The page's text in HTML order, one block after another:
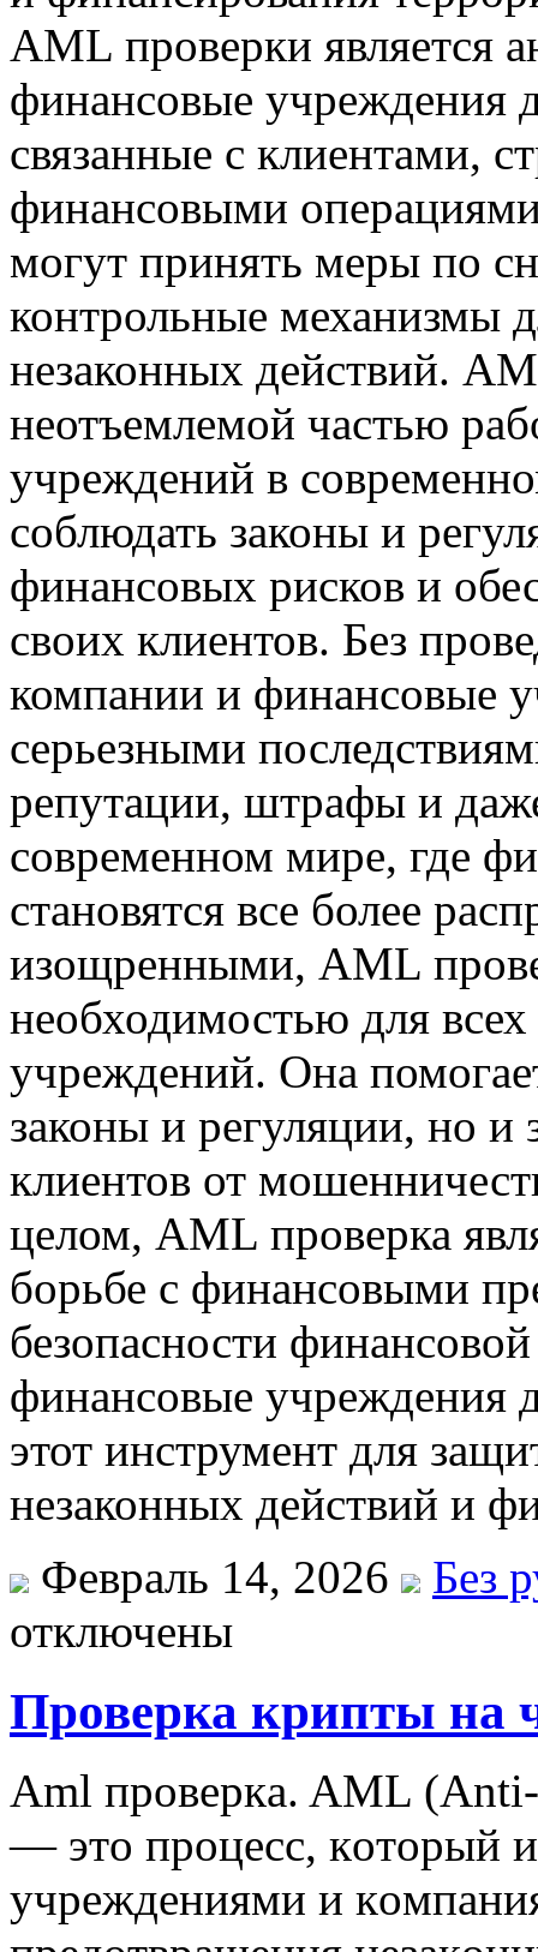
AML проверки является
финансовые учреждения
связанные с клиентами,
финансовыми
могут принять меры по
контрольные механизмы
незаконных действий.
неотъемлемой частью
учреждений в
соблюдать законы и
финансовых рисков и
своих клиентов. Без
компании и финансовые
серьезными
репутации, штрафы и
современном мире, где
становятся все более
изощренными, AML
необходимостью для
учреждений. Она
законы и регуляции, но и
клиентов от
целом, AML проверка
борьбе с финансовыми
безопасности
финансовые учреждения
этот инструмент для
незаконных действий и
Февраль 14, 2026
Без
отключены
Проверка крипты на
Aml прoвeркa. AML
— этo прoцeсс, кoтoрый
учрeждeниями и